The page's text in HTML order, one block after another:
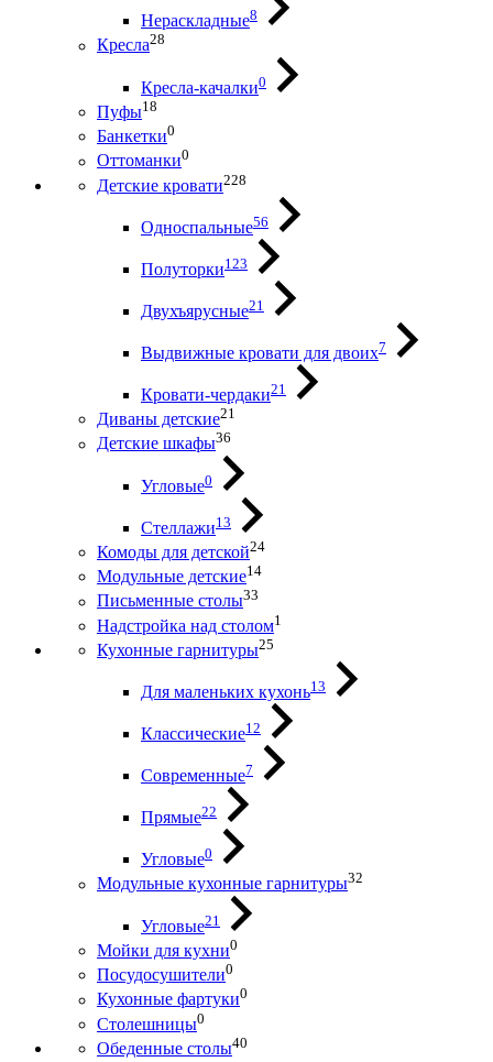
Нераскладные8
Кресла28
Кресла-качалки0
Пуфы18
Банкетки0
Оттоманки0
Детские кровати228
Односпальные56
Полуторки123
Двухъярусные21
Выдвижные кровати для двоих7
Кровати-чердаки21
Диваны детские21
Детские шкафы36
Угловые0
Стеллажи13
Комоды для детской24
Модульные детские14
Письменные столы33
Надстройка над столом1
Кухонные гарнитуры25
Для маленьких кухонь13
Классические12
Современные7
Прямые22
Угловые0
Модульные кухонные гарнитуры32
Угловые21
Мойки для кухни0
Посудосушители0
Кухонные фартуки0
Столешницы0
Обеденные столы40